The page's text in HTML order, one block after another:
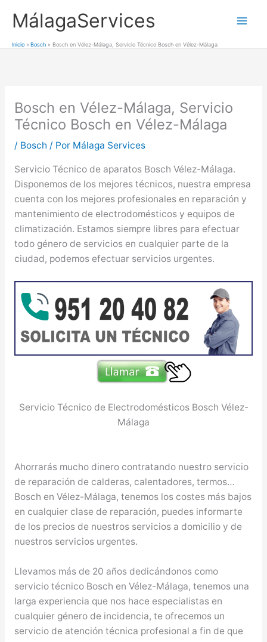
MálagaServices
Inicio Bosch Bosch en Vélez-Málaga, Servicio Técnico Bosch en Vélez-Málaga
Bosch en Vélez-Málaga, Servicio
Técnico Bosch en Vélez-Málaga
/ Bosch / Por Málaga Services
Servicio Técnico de aparatos Bosch Vélez-Málaga.
Disponemos de los mejores técnicos, nuestra empresa
cuenta con los mejores profesionales en reparación y
mantenimiento de electrodomésticos y equipos de
climatización. Estamos siempre libres para efectuar
todo género de servicios en cualquier parte de la
ciudad, podemos efectuar servicios urgentes.
Servicio Técnico de Electrodomésticos Bosch Vélez-
Málaga
Ahorrarás mucho dinero contratando nuestro servicio
de reparación de calderas, calentadores, termos…
Bosch en Vélez-Málaga, tenemos los costes más bajos
en cualquier clase de reparación, puedes informarte
de los precios de nuestros servicios a domicilio y de
nuestros servicios urgentes.
Llevamos más de 20 años dedicándonos como
servicio técnico Bosch en Vélez-Málaga, tenemos una
larga experiencia que nos hace especialistas en
cualquier género de incidencia, te ofrecemos un
servicio de atención técnica profesional a fin de que